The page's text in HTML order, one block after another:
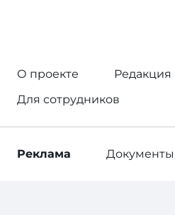
О проекте
Редакция
Для сотрудников
Реклама Документы